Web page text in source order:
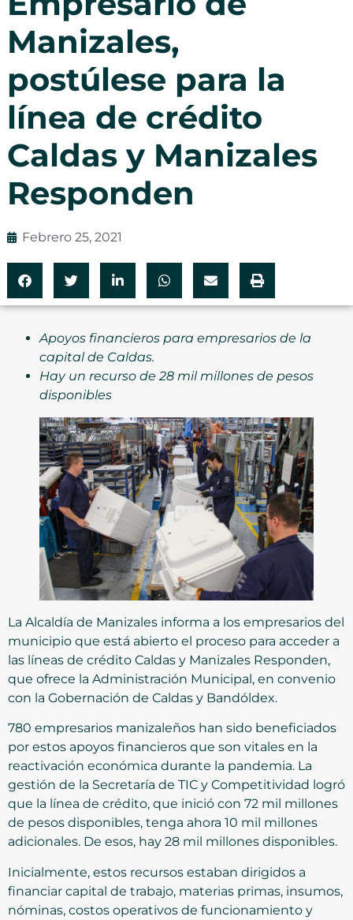
Manizales,
postúlese para la
línea de crédito
Caldas y Manizales
Responden
Febrero 25, 2021
Apoyos financieros para empresarios de la
capital de Caldas.
Hay un recurso de 28 mil millones de pesos
disponibles
La Alcaldía de Manizales informa a los empresarios del
municipio que está abierto el proceso para acceder a
las líneas de crédito Caldas y Manizales Responden,
que ofrece la Administración Municipal, en convenio
con la Gobernación de Caldas y Bandóldex.
780 empresarios manizaleños han sido beneficiados
por estos apoyos financieros que son vitales en la
reactivación económica durante la pandemia. La
gestión de la Secretaría de TIC y Competitividad logró
que la línea de crédito, que inició con 72 mil millones
de pesos disponibles, tenga ahora 10 mil millones
adicionales. De esos, hay 28 mil millones disponibles.
Inicialmente, estos recursos estaban dirigidos a
financiar capital de trabajo, materias primas, insumos,
nóminas, costos operativos de funcionamiento y